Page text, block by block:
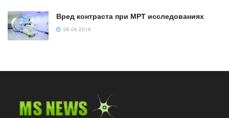
Вред контраста при МРТ исследованиях
06.04.2019